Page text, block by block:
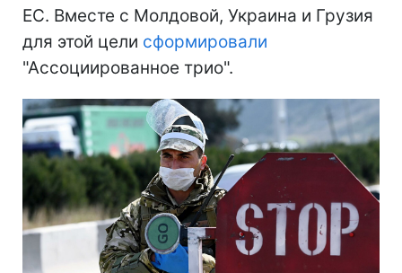
ЕС. Вместе с Молдовой, Украина и Грузия
для этой цели сформировали
"Ассоциированное трио".